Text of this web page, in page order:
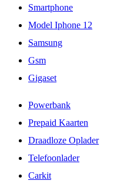
Smartphone
Model Iphone 12
Samsung
Gsm
Gigaset
Powerbank
Prepaid Kaarten
Draadloze Oplader
Telefoonlader
Carkit